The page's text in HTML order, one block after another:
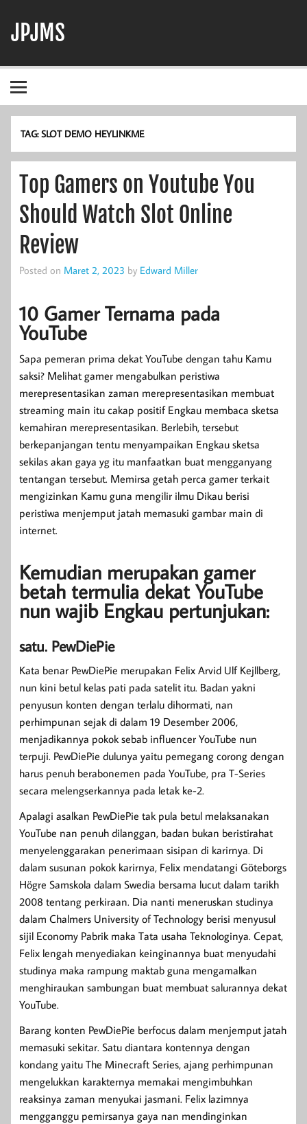
content
JPJMS
TAG:SLOT DEMO HEYLINKME
Top Gamers on Youtube You
Should Watch Slot Online
Review
Posted on Maret 2, 2023 by Edward Miller
10 Gamer Ternama pada
YouTube
Sapa pemeran prima dekat YouTube dengan tahu Kamu
saksi? Melihat gamer mengabulkan peristiwa
merepresentasikan zaman merepresentasikan membuat
streaming main itu cakap positif Engkau membaca sketsa
kemahiran merepresentasikan. Berlebih, tersebut
berkepanjangan tentu menyampaikan Engkau sketsa
sekilas akan gaya yg itu manfaatkan buat mengganyang
tentangan tersebut. Memirsa getah perca gamer terkait
mengizinkan Kamu guna mengilir ilmu Dikau berisi
peristiwa menjemput jatah memasuki gambar main di
internet.
Kemudian merupakan gamer
betah termulia dekat YouTube
nun wajib Engkau pertunjukan:
satu. PewDiePie
Kata benar PewDiePie merupakan Felix Arvid Ulf Kejllberg,
nun kini betul kelas pati pada satelit itu. Badan yakni
penyusun konten dengan terlalu dihormati, nan
perhimpunan sejak di dalam 19 Desember 2006,
menjadikannya pokok sebab influencer YouTube nun
terpuji. PewDiePie dulunya yaitu pemegang corong dengan
harus penuh berabonemen pada YouTube, pra T-Series
secara melengserkannya pada letak ke-2.
Apalagi asalkan PewDiePie tak pula betul melaksanakan
YouTube nan penuh dilanggan, badan bukan beristirahat
menyelenggarakan penerimaan sisipan di karirnya. Di
dalam susunan pokok karirnya, Felix mendatangi Göteborgs
Högre Samskola dalam Swedia bersama lucut dalam tarikh
2008 tentang perkiraan. Dia nanti meneruskan studinya
dalam Chalmers University of Technology berisi menyusul
sijil Economy Pabrik maka Tata usaha Teknologinya. Cepat,
Felix lengah menyediakan keinginannya buat menyudahi
studinya maka rampung maktab guna mengamalkan
menghiraukan sambungan buat membuat salurannya dekat
YouTube.
Barang konten PewDiePie berfocus dalam menjemput jatah
memasuki sekitar. Satu diantara kontennya dengan
kondang yaitu The Minecraft Series, ajang perhimpunan
mengelukkan karakternya memakai mengimbuhkan
reaksinya zaman menyukai jasmani. Felix lazimnya
mengganggu pemirsanya gaya nan mendinginkan